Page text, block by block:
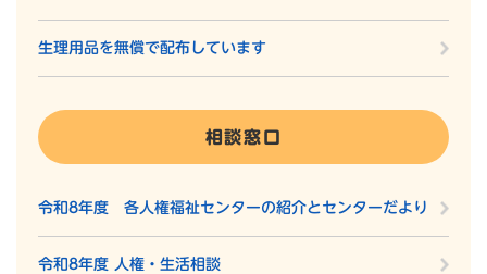
生理用品を無償で配布しています
相談窓口
令和8年度 各人権福祉センターの紹介とセンターだより
令和8年度 人権・生活相談